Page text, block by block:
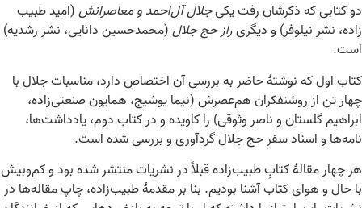
دو کتابی که ذکرشان رفت یکیجلال آل‌احمد و معاصرانش(امید طبیب
زاده، نشر نیلوفر) و دیگریراز حج جلال(محمدحسین دانایی، نشر رشدیه)
است.
کتاب اول که نوشتهٔ حاضر به بررسی آن اختصاص دارد، مناسبات جلال با
چهار تن از روشنفکران هم‌عصرش (نیما یوشیج، همایون صنعتی‌زاده،
ابراهیم گلستان و ناصر وثوقی) را کاویده و در کتاب دوم، یادداشت‌ها،
نامه‌ها و اسناد سفرِ حج جلال گردآوری و بررسی شده است.
هر چهار مقالهٔ کتابِ طبیب‌زاده قبلاً در نشریات منتشر شده بود و کم‌وبیش
با حال و هوای کتاب آشنا بودیم. بنا بر مقدمهٔ طبیب‌زاده، چاپ مقاله‌ها در